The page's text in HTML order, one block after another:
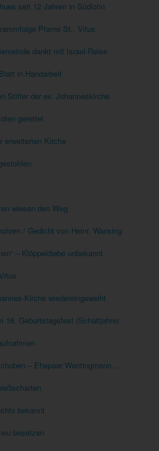
seit 12 Jahren in Südlohn
Pfarrei St,. Vitus
dankt mit Israel-Reise
in Handarbeit
Stifter der ev. Johanneskirche
gerettet
erweiterten Kirche
wiesen den Weg
/ Gedicht von Heinr. Wansing
– Klöppeldiebe unbekannt
Kirche wiedereingeweiht
16. Geburtstagsfest (Schaltjahre)
– Ehepaar Wentingmann …
bekannt
besetzen